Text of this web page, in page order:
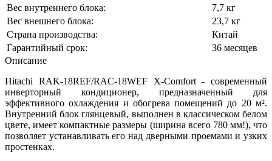
Вес внутреннего блока:
7,7 кг
Вес внешнего блока:
23,7 кг
Страна производства:
Китай
Гарантийный срок:
36 месяцев
Описание
Hitachi RAK-18REF/RAC-18WEF X-Сomfort - современный
инверторный кондиционер, предназначенный для
эффективного охлаждения и обогрева помещений до 20 м².
Внутренний блок глянцевый, выполнен в классическом белом
цвете, имеет компактные размеры (ширина всего 780 мм!), что
позволяет устанавливать его над дверными проемами и узких
простенках.